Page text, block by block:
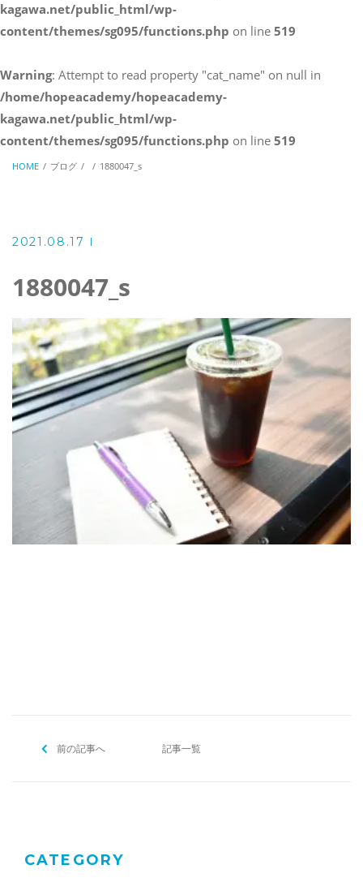
kagawa.net/public_html/wp-
content/themes/sg095/functions.php on line 519
Warning: Attempt to read property "cat_name" on null in
/home/hopeacademy/hopeacademy-
kagawa.net/public_html/wp-
content/themes/sg095/functions.php on line 519
HOME ブログ 1880047_s
2021.08.17
1880047_s
前の記事へ 記事一覧
CATEGORY